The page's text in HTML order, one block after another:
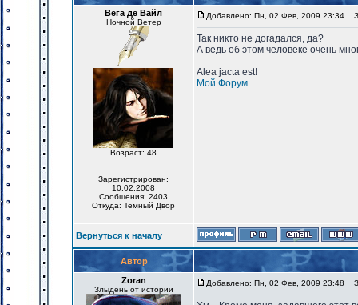
Вега де Вайл
Ночной Ветер
Возраст: 48
Зарегистрирован:
10.02.2008
Сообщения: 2403
Откуда: Темный Двор
Добавлено: Пн, 02 Фев, 2009 23:34
Так никто не догадался, да?
А ведь об этом человеке очень
Alea jacta est!
Мой Форум
Вернуться к началу
Автор
Zoran
Злыдень от истории
Добавлено: Пн, 02 Фев, 2009 23:48